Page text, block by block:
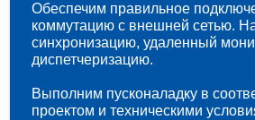
Обеспечим правильное
коммутацию с внешней сетью.
синхронизацию, удаленный
диспетчеризацию.
Выполним пусконаладку в
проектом и техническими